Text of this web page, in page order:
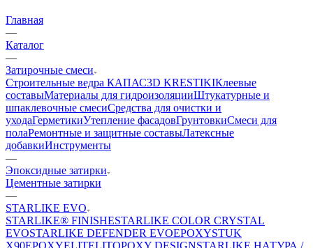
Главная
—
Каталог
—
Затирочные смеси
Строительные ведра КАПАС3D KRESTIKIКлеевые
составыМатериалы для гидроизоляцииШтукатурные и
шпаклевочные смесиСредства для очистки и
уходаГерметикиУтепление фасадовГрунтовкиСмеси для
полаРемонтные и защитные составыЛатексные
добавкиИнструменты
—
Эпоксидные затирки
Цементные затирки
—
STARLIKE EVO
STARLIKE® FINISHESTARLIKE COLOR CRYSTAL
EVOSTARLIKE DEFENDER EVOEPOXYSTUK
X90EPOXYELITELITOPOXY DESIGNSTARLIKE НАТУРА /